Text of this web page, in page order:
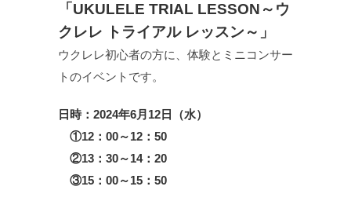
「UKULELE TRIAL LESSON～ウ
クレレ トライアル レッスン～」
ウクレレ初心者の方に、体験とミニコンサー
トのイベントです。
日時：2024年6月12日（水）
①12：00～12：50
②13：30～14：20
③15：00～15：50